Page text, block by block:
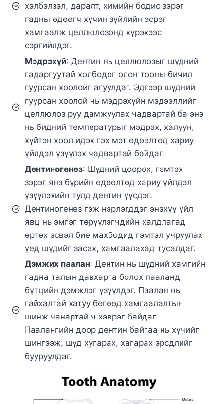
хэлбэлзэл, даралт, химийн бодис зэрэг
гадны өдөөгч хүчин зүйлийн эсрэг
хамгаалж целлюлозонд хүрэхээс
сэргийлдэг.
Мэдрэхүй: Дентин нь целлюлозыг шүдний
гадаргуутай холбодог олон тооны бичил
гуурсан хоолойг агуулдаг. Эдгээр шүдний
гуурсан хоолой нь мэдрэхүйн мэдээллийг
целлюлоз руу дамжуулах чадвартай ба энэ
нь бидний температурыг мэдрэх, халуун,
хүйтэн хоол идэх гэх мэт өдөөлтөд хариу
үйлдэл үзүүлэх чадвартай байдаг.
Дентиногенез: Шүдний цоорох, гэмтэх
зэрэг янз бүрийн өдөөлтөд хариу үйлдэл
үзүүлэхийн тулд дентин үүсдэг.
Дентиногенез гэж нэрлэгддэг энэхүү үйл
явц нь эмгэг төрүүлэгчдийн халдлагад
өртөх эсвэл бие махбодид гэмтэл учруулах
үед шүдийг засах, хамгаалахад тусалдаг.
Дэмжих паалан: Дентин нь шүдний хамгийн
гадна талын давхарга болох пааланд
бүтцийн дэмжлэг үзүүлдэг. Паалан нь
гайхалтай хатуу бөгөөд хамгаалалтын
шинж чанартай ч хэврэг байдаг.
Паалангийн доор дентин байгаа нь хүчийг
шингээж, шүд хугарах, хагарах эрсдлийг
бууруулдаг.